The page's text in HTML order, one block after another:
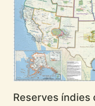
Reserves índies